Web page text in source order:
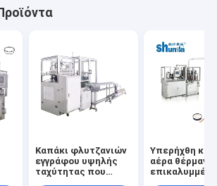
Καπάκι φλυτζανιών
εγγράφου υψηλής
ταχύτητας που
Υπερήχθη και
αέρα
επικαλυμμένο